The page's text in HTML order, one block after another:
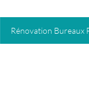
Rénovation Bureaux